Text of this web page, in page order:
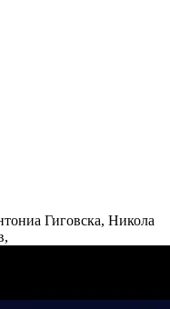
Гиговска, Никола